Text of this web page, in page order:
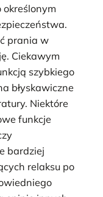
prania w
Ciekawym
szybkiego
błyskawiczne
Niektóre
funkcje
bardziej
relaksu po